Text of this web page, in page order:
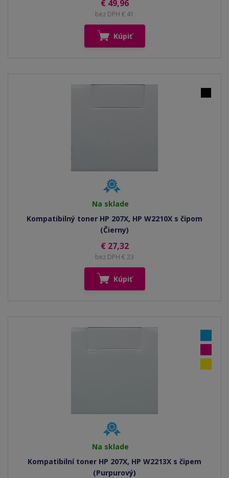
€ 49,96
bez DPH € 41
Kúpiť
Na sklade
Kompatibilný toner HP 207X, HP W2210X s čipom
(Čierny)
€ 27,32
bez DPH € 23
Kúpiť
Na sklade
Kompatibilní toner HP 207X, HP W2213X s čipem
(Purpurový)